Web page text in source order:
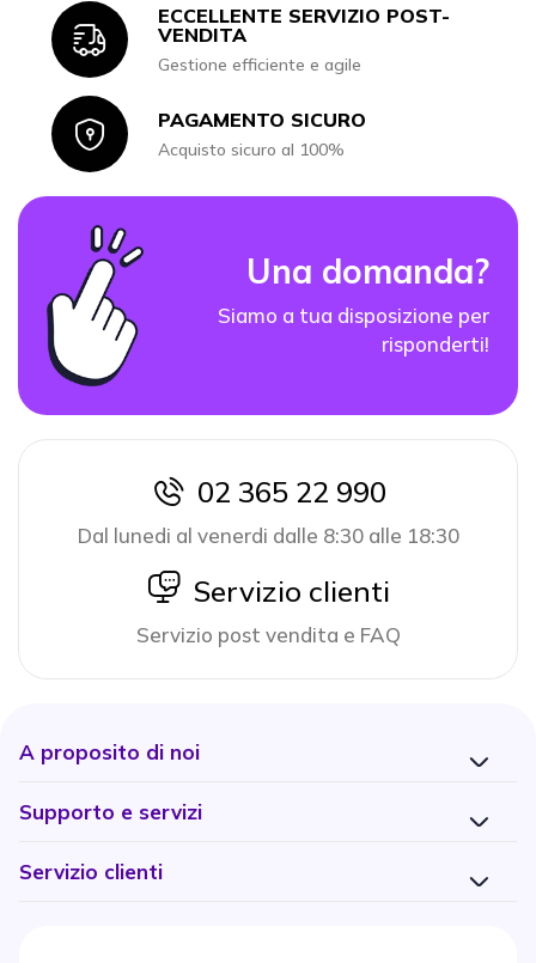
Icon
ECCELLENTE SERVIZIO POST-
VENDITA
Gestione efficiente e agile
IconPAGAMENTO SICURO
Acquisto sicuro al 100%
Una domanda?
Siamo a tua disposizione per
risponderti!
icon
02 365 22 990
Dal lunedi al venerdi dalle 8:30 alle 18:30
icon
Servizio clienti
Servizio post vendita e FAQ
A proposito di noi
Supporto e servizi
Servizio clienti